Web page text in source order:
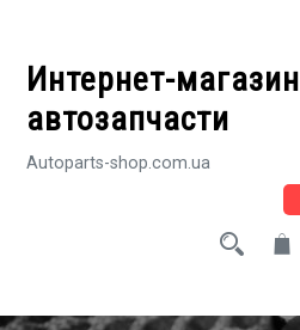
содержимому
Интернет-магазин
автозапчасти
Autoparts-shop.com.ua